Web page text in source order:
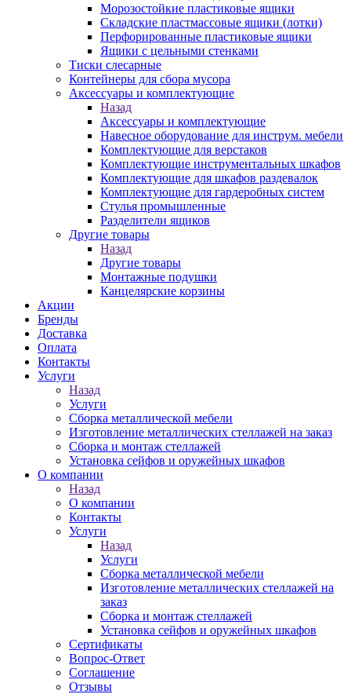
Морозостойкие пластиковые ящики
Складские пластмассовые ящики (лотки)
Перфорированные пластиковые ящики
Ящики с цельными стенками
Тиски слесарные
Контейнеры для сбора мусора
Аксессуары и комплектующие
Назад
Аксессуары и комплектующие
Навесное оборудование для инструм. мебели
Комплектующие для верстаков
Комплектующие инструментальных шкафов
Комплектующие для шкафов раздевалок
Комплектующие для гардеробных систем
Стулья промышленные
Разделители ящиков
Другие товары
Назад
Другие товары
Монтажные подушки
Канцелярские корзины
Акции
Бренды
Доставка
Оплата
Контакты
Услуги
Назад
Услуги
Сборка металлической мебели
Изготовление металлических стеллажей на заказ
Сборка и монтаж стеллажей
Установка сейфов и оружейных шкафов
О компании
Назад
О компании
Контакты
Услуги
Назад
Услуги
Сборка металлической мебели
Изготовление металлических стеллажей на
заказ
Сборка и монтаж стеллажей
Установка сейфов и оружейных шкафов
Сертификаты
Вопрос-Ответ
Соглашение
Отзывы